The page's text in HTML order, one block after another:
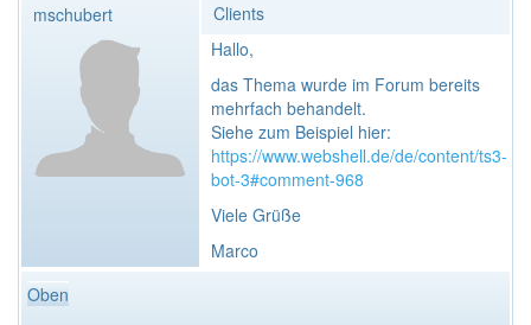
mschubert
Clients
Hallo,
das Thema wurde im Forum bereits
mehrfach behandelt.
Siehe zum Beispiel hier:
https://www.webshell.de/de/content/ts3-
bot-3#comment-968
Viele Grüße
Marco
Oben